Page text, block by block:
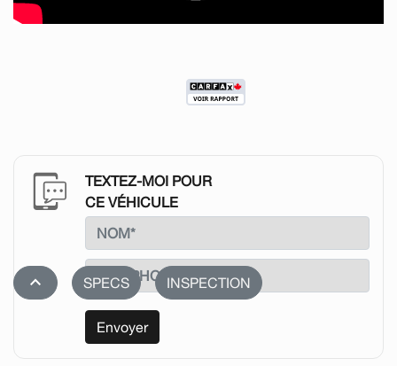
TEXTEZ-MOI POUR
CE VÉHICULE
Envoyer
stat_1 SPECS INSPECTION